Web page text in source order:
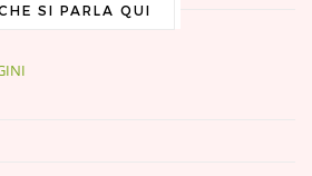
SI PARLA QUI